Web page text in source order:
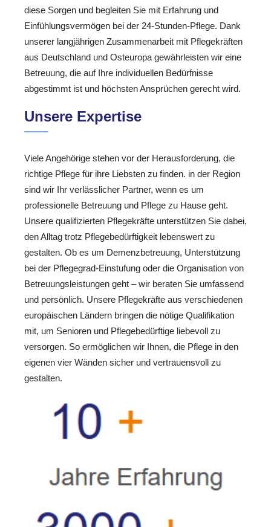
diese Sorgen und begleiten Sie mit Erfahrung und
Einfühlungsvermögen bei der 24-Stunden-Pflege. Dank
unserer langjährigen Zusammenarbeit mit Pflegekräften
aus Deutschland und Osteuropa gewährleisten wir eine
Betreuung, die auf Ihre individuellen Bedürfnisse
abgestimmt ist und höchsten Ansprüchen gerecht wird.
Unsere Expertise
Viele Angehörige stehen vor der Herausforderung, die
richtige Pflege für ihre Liebsten zu finden. in der Region
sind wir Ihr verlässlicher Partner, wenn es um
professionelle Betreuung und Pflege zu Hause geht.
Unsere qualifizierten Pflegekräfte unterstützen Sie dabei,
den Alltag trotz Pflegebedürftigkeit lebenswert zu
gestalten. Ob es um Demenzbetreuung, Unterstützung
bei der Pflegegrad-Einstufung oder die Organisation von
Betreuungsleistungen geht – wir beraten Sie umfassend
und persönlich. Unsere Pflegekräfte aus verschiedenen
europäischen Ländern bringen die nötige Qualifikation
mit, um Senioren und Pflegebedürftige liebevoll zu
versorgen. So ermöglichen wir Ihnen, die Pflege in den
eigenen vier Wänden sicher und vertrauensvoll zu
gestalten.